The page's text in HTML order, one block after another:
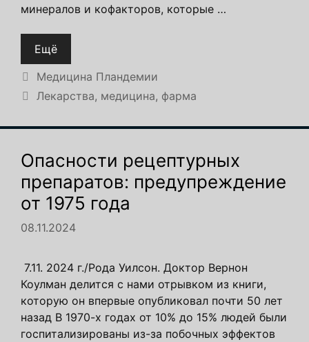
минералов и кофакторов, которые …
Ещё
Рубрики
Медицина Пландемии
Метки
Лекарства, медицина, фарма
Опасности рецептурных
препаратов: предупреждение
от 1975 года
08.11.2024
7.11. 2024 г./Рода Уилсон. Доктор Вернон
Коулман делится с нами отрывком из книги,
которую он впервые опубликовал почти 50 лет
назад В 1970-х годах от 10% до 15% людей были
госпитализированы из-за побочных эффектов